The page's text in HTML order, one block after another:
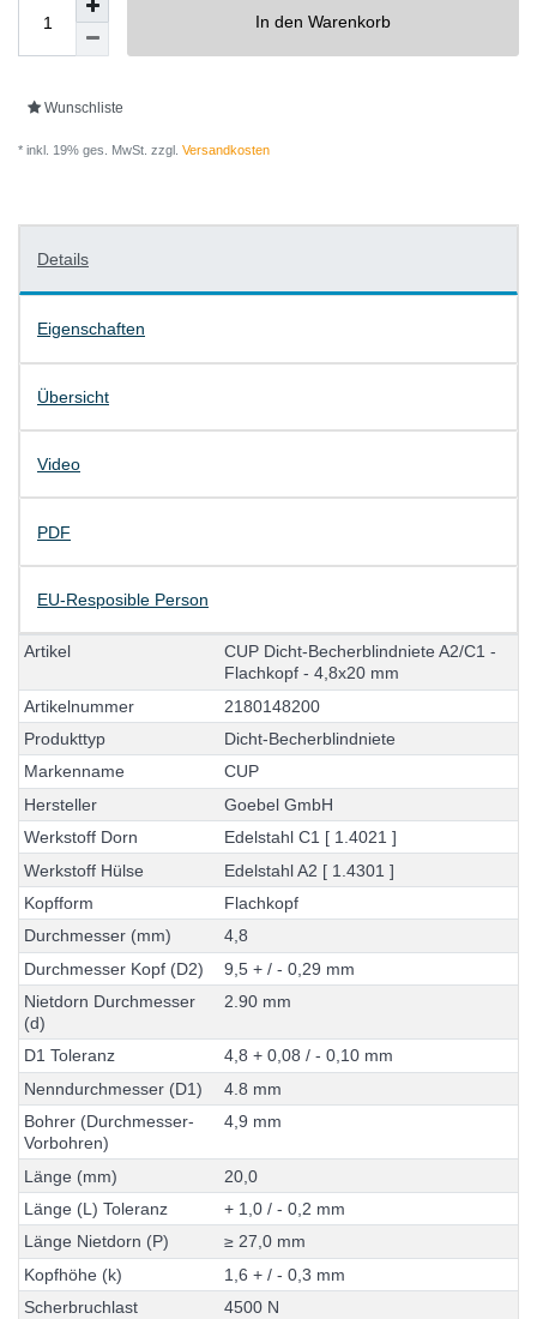
In den Warenkorb
Wunschliste
* inkl. 19% ges. MwSt. zzgl. Versandkosten
Details
Eigenschaften
Übersicht
Video
PDF
EU-Resposible Person
Artikel CUP Dicht-Becherblindniete A2/C1 -
Flachkopf - 4,8x20 mm
Artikelnummer 2180148200
Produkttyp Dicht-Becherblindniete
Markenname CUP
Hersteller Goebel GmbH
Werkstoff Dorn Edelstahl C1 [ 1 4021 ]
Werkstoff Hülse Edelstahl A2 [ 1 4301 ]
Kopfform Flachkopf
Durchmesser (mm) 4,8
Durchmesser Kopf (D2) 9 5 + / - 0, 29 mm
Nietdorn Durchmesser
(d)
2 90 mm
D1 Toleranz 4,8 + 0,08 / - 0,10 mm
Nenndurchmesser (D1) 4. 8 mm
Bohrer (Durchmesser-
Vorbohren)
4, 9 mm
Länge (mm) 20, 0
Länge (L) Toleranz + 1 0 / - 0, 2 mm
Länge Nietdorn (P) ≥ 27,0 mm
Kopfhöhe (k) 1 6 + / - 0, 3 mm
Scherbruchlast 4500 N